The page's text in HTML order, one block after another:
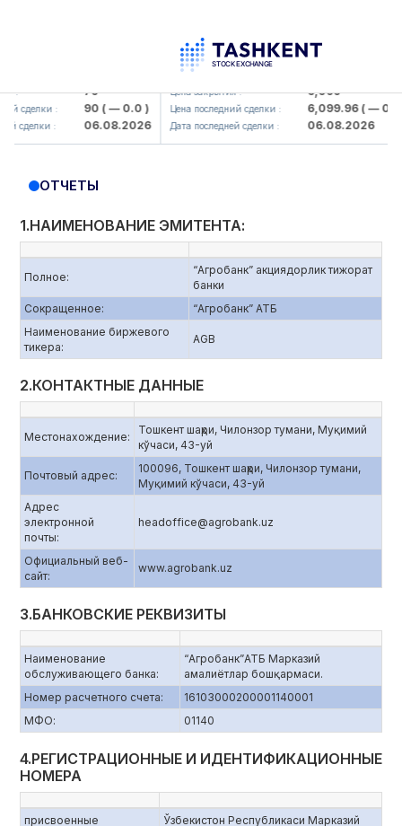
79
сделки : ( — 0.0 )
: 06.08.2026
UZMK (<O'zmetkombinat> AJ)
Цена закрытия : 6,099
Цена последний сделки : 6,099.96( — 0.0 )
Дата последней сделки : 06.08.2026
ОТЧЕТЫ
1.НАИМЕНОВАНИЕ ЭМИТЕНТА:
Полное:
“Агробанк” акциядорлик тижорат
банки
Сокращенное:
“Агробанк” АТБ
Наименование биржевого
тикера:
AGB
2.КОНТАКТНЫЕ ДАННЫЕ
Местонахождение:
Тошкент шаҳри, Чилонзор тумани, Муқимий
кўчаси, 43-уй
Почтовый адрес:
100096, Тошкент шаҳри, Чилонзор тумани,
Муқимий кўчаси, 43-уй
Адрес
электронной
почты:
headoffice@agrobank.uz
Официальный веб-
сайт:
www.agrobank.uz
3.БАНКОВСКИЕ РЕКВИЗИТЫ
Наименование
обслуживающего банка:
“Агробанк”АТБ Марказий
амалиётлар бошқармаси.
Номер расчетного счета:
16103000200001140001
МФО:
01140
4.РЕГИСТРАЦИОННЫЕ И ИДЕНТИФИКАЦИОННЫЕ
НОМЕРА
присвоенные
Ўзбекистон Республикаси Марказий